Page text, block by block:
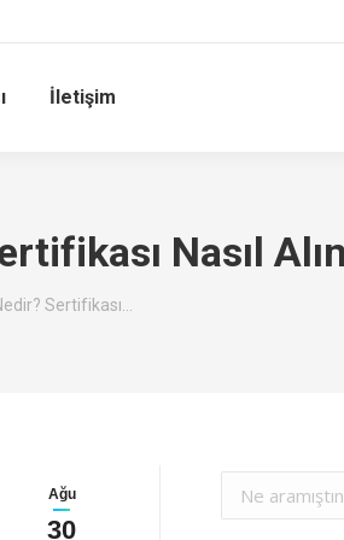
İletişim
Nasıl
Sertifikası…
Ağu
30